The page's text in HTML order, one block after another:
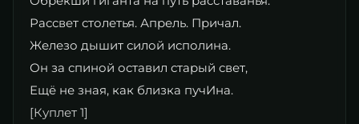
Рассвет столетья. Апрель. Причал.
Железо дышит силой исполина.
Он за спиной оставил старый свет,
Ещё не зная, как близка пучИна.
​[Куплет 1]